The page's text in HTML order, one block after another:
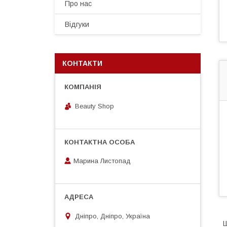
Про нас
Відгуки
КОНТАКТИ
Beauty Shop
Марина Листопад
Дніпро, Дніпро, Україна